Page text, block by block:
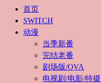
首页
SWITCH
动漫
当季新番
完结老番
剧场版/OVA
电视剧/电影/特摄